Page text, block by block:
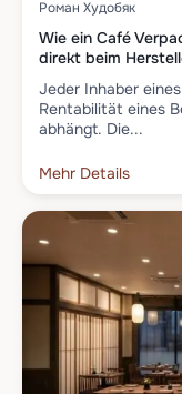
Роман Худобяк
Wie ein Café
direkt beim
Jeder Inhaber
Rentabilität eines
abhängt. Die...
Mehr Details